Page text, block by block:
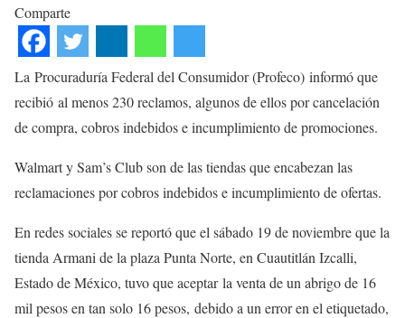
Comparte
La Procuraduría Federal del Consumidor (Profeco) informó que
recibió al menos 230 reclamos, algunos de ellos por cancelación
de compra, cobros indebidos e incumplimiento de promociones.
Walmart y Sam’s Club son de las tiendas que encabezan las
reclamaciones por cobros indebidos e incumplimiento de ofertas.
En redes sociales se reportó que el sábado 19 de noviembre que la
tienda Armani de la plaza Punta Norte, en Cuautitlán Izcalli,
Estado de México, tuvo que aceptar la venta de un abrigo de 16
mil pesos en tan solo 16 pesos, debido a un error en el etiquetado,